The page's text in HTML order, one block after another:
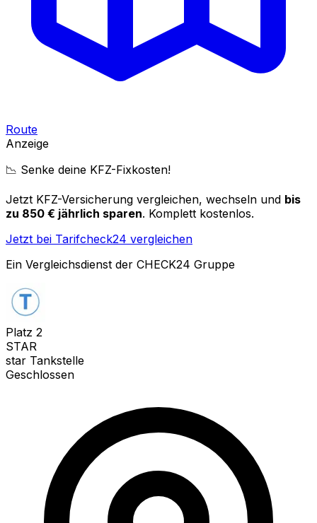
Route
Anzeige
📉 Senke deine KFZ-Fixkosten!
Jetzt KFZ-Versicherung vergleichen, wechseln und bis
zu 850 € jährlich sparen. Komplett kostenlos.
Jetzt bei Tarifcheck24 vergleichen
Ein Vergleichsdienst der CHECK24 Gruppe
Platz 2
STAR
star Tankstelle
Geschlossen